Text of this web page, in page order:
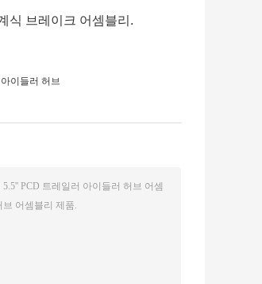
식 브레이크 어셈블리.
이들러 허브